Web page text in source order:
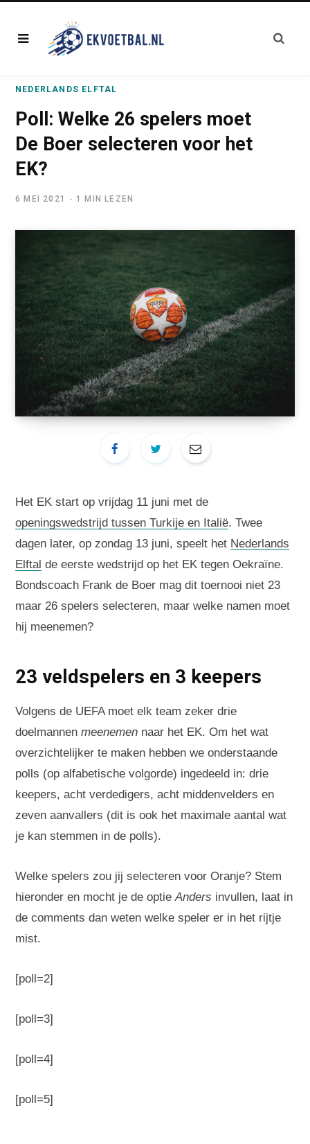
NEDERLANDS ELFTAL
Poll: Welke 26 spelers moet
De Boer selecteren voor het
EK?
6 MEI 2021 1 MIN LEZEN
Het EK start op vrijdag 11 juni met de
openingswedstrijd tussen Turkije en Italië. Twee
dagen later, op zondag 13 juni, speelt het Nederlands
Elftal de eerste wedstrijd op het EK tegen Oekraïne.
Bondscoach Frank de Boer mag dit toernooi niet 23
maar 26 spelers selecteren, maar welke namen moet
hij meenemen?
23 veldspelers en 3 keepers
Volgens de UEFA moet elk team zeker drie
doelmannen meenemen naar het EK. Om het wat
overzichtelijker te maken hebben we onderstaande
polls (op alfabetische volgorde) ingedeeld in: drie
keepers, acht verdedigers, acht middenvelders en
zeven aanvallers (dit is ook het maximale aantal wat
je kan stemmen in de polls).
Welke spelers zou jij selecteren voor Oranje? Stem
hieronder en mocht je de optieAnders invullen, laat in
de comments dan weten welke speler er in het rijtje
mist.
[poll=2]
[poll=3]
[poll=4]
[poll=5]